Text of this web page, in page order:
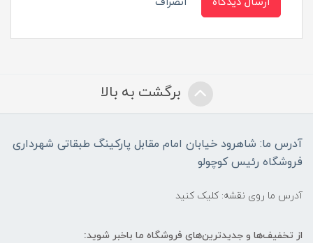
برگشت به بالا
آدرس ما: شاهرود خیابان امام مقابل پارکینگ طبقاتی شهرداری
فروشگاه رئیس کوچولو
آدرس ما روی نقشه: کلیک کنید
از تخفیف‌ها و جدیدترین‌های فروشگاه ما باخبر شوید: